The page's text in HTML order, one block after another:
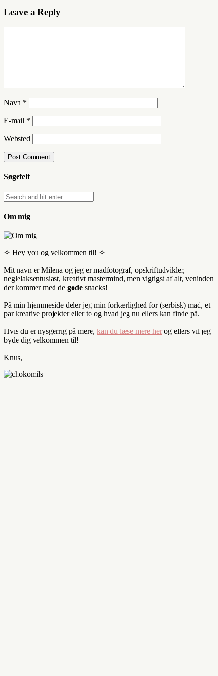
Leave a Reply
Navn *
E-mail *
Websted
Søgefelt
Om mig
✧ Hey you og velkommen til! ✧
Mit navn er Milena og jeg er madfotograf, opskriftudvikler,
neglelaksentusiast, kreativt mastermind, men vigtigst af alt, veninden
der kommer med de gode snacks!
På min hjemmeside deler jeg min forkærlighed for (serbisk) mad, et
par kreative projekter eller to og hvad jeg nu ellers kan finde på.
Hvis du er nysgerrig på mere, kan du læse mere her og ellers vil jeg
byde dig velkommen til!
Knus,